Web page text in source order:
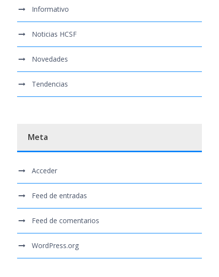
Informativo
Noticias HCSF
Novedades
Tendencias
Meta
Acceder
Feed de entradas
Feed de comentarios
WordPress.org